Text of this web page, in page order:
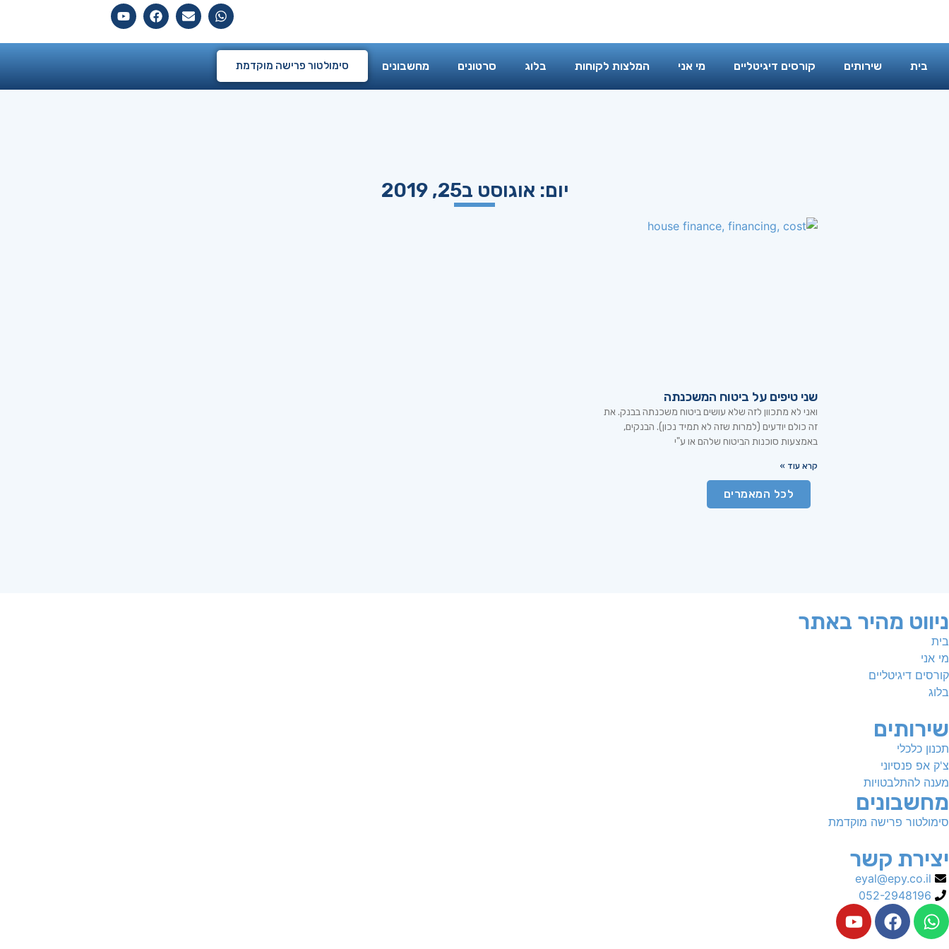
בית שירותים קורסים דיגיטליים מי אני המלצות לקוחות בלוג סרטונים מחשבונים סימולטור פרישה מוקדמת
יום: אוגוסט ב25, 2019
שני טיפים על ביטוח המשכנתה
ואני לא מתכוון לזה שלא עושים ביטוח משכנתה בבנק. את
זה כולם יודעים (למרות שזה לא תמיד נכון). הבנקים,
באמצעות סוכנות הביטוח שלהם או ע"י
קרא עוד »
לכל המאמרים
ניווט מהיר באתר
בית
מי אני
קורסים דיגיטליים
בלוג
שירותים
תכנון כלכלי
צ'ק אפ פנסיוני
מענה להתלבטויות
מחשבונים
סימולטור פרישה מוקדמת
יצירת קשר
eyal@epy.co.il
052-2948196